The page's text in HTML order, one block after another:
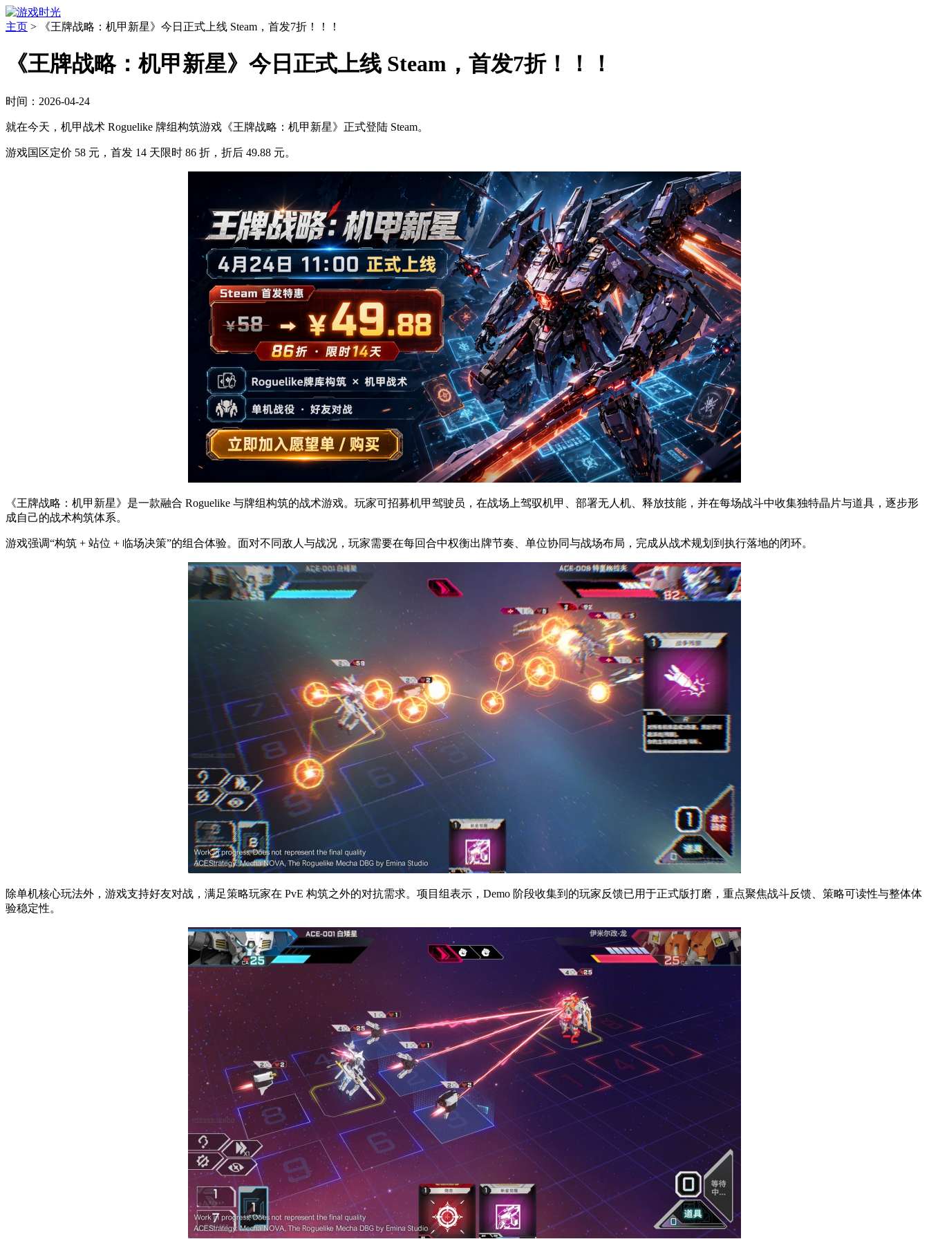
主页 > 《王牌战略：机甲新星》今日正式上线 Steam，首发7折！！！
《王牌战略：机甲新星》今日正式上线 Steam，首发7折！！！
时间：2026-04-24
就在今天，机甲战术 Roguelike 牌组构筑游戏《王牌战略：机甲新星》正式登陆 Steam。
游戏国区定价 58 元，首发 14 天限时 86 折，折后 49.88 元。
《王牌战略：机甲新星》是一款融合 Roguelike 与牌组构筑的战术游戏。玩家可招募机甲驾驶员，在战场上驾驭机甲、部署无人机、释放技能，并在每场战斗中收集独特晶片与道具，逐步形
成自己的战术构筑体系。
游戏强调“构筑 + 站位 + 临场决策”的组合体验。面对不同敌人与战况，玩家需要在每回合中权衡出牌节奏、单位协同与战场布局，完成从战术规划到执行落地的闭环。
除单机核心玩法外，游戏支持好友对战，满足策略玩家在 PvE 构筑之外的对抗需求。项目组表示，Demo 阶段收集到的玩家反馈已用于正式版打磨，重点聚焦战斗反馈、策略可读性与整体体
验稳定性。